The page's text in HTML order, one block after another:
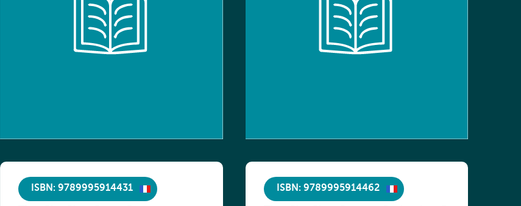
ISBN: 9789995914431 ISBN: 9789995914462